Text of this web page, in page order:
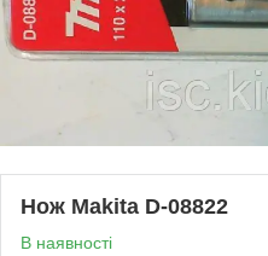
Нож Makita D-08822
В наявності